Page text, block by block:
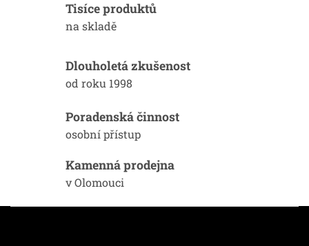
á
í
p
k
p
u
Tisíce produktů
na skladě
Dlouholetá zkušenost
od roku 1998
Poradenská činnost
osobní přístup
Kamenná prodejna
v Olomouci